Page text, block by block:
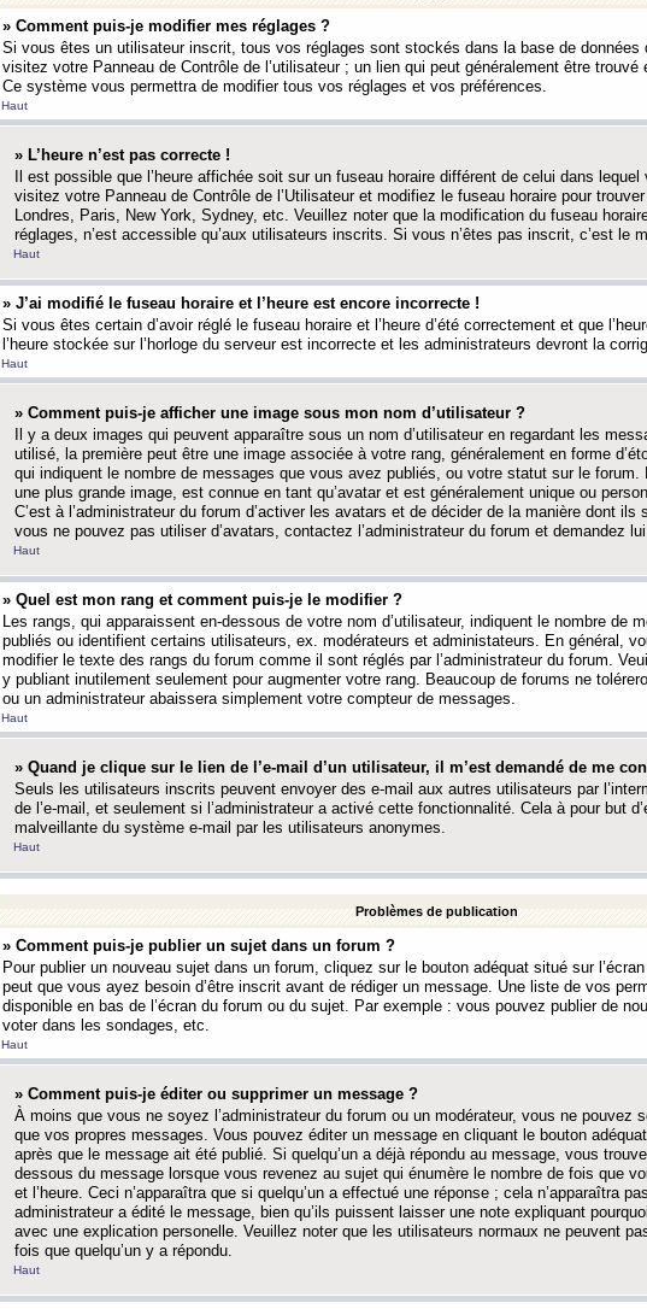
» Comment puis-je modifier mes réglages ?
Si vous êtes un utilisateur inscrit, tous vos réglages sont stockés dans la base de données
visitez votre Panneau de Contrôle de l’utilisateur ; un lien qui peut généralement être trouvé
Ce système vous permettra de modifier tous vos réglages et vos préférences.
Haut
» L’heure n’est pas correcte !
Il est possible que l’heure affichée soit sur un fuseau horaire différent de celui dans
visitez votre Panneau de Contrôle de l’Utilisateur et modifiez le fuseau horaire pour
Londres, Paris, New York, Sydney, etc. Veuillez noter que la modification du fuseau
réglages, n’est accessible qu’aux utilisateurs inscrits. Si vous n’êtes pas inscrit, c’est le
Haut
» J’ai modifié le fuseau horaire et l’heure est encore incorrecte !
Si vous êtes certain d’avoir réglé le fuseau horaire et l’heure d’été correctement et que
l’heure stockée sur l’horloge du serveur est incorrecte et les administrateurs devront la
Haut
» Comment puis-je afficher une image sous mon nom d’utilisateur ?
Il y a deux images qui peuvent apparaître sous un nom d’utilisateur en regardant les
utilisé, la première peut être une image associée à votre rang, généralement en forme
qui indiquent le nombre de messages que vous avez publiés, ou votre statut sur le forum.
une plus grande image, est connue en tant qu’avatar et est généralement unique ou
C’est à l’administrateur du forum d’activer les avatars et de décider de la manière dont
vous ne pouvez pas utiliser d’avatars, contactez l’administrateur du forum et demandez
Haut
» Quel est mon rang et comment puis-je le modifier ?
Les rangs, qui apparaissent en-dessous de votre nom d’utilisateur, indiquent le nombre de
publiés ou identifient certains utilisateurs, ex. modérateurs et administateurs. En général,
modifier le texte des rangs du forum comme il sont réglés par l’administrateur du forum.
y publiant inutilement seulement pour augmenter votre rang. Beaucoup de forums ne
ou un administrateur abaissera simplement votre compteur de messages.
Haut
» Quand je clique sur le lien de l’e-mail d’un utilisateur, il m’est demandé de me
Seuls les utilisateurs inscrits peuvent envoyer des e-mail aux autres utilisateurs par
de l’e-mail, et seulement si l’administrateur a activé cette fonctionnalité. Cela à pour but
malveillante du système e-mail par les utilisateurs anonymes.
Haut
Problèmes de publication
» Comment puis-je publier un sujet dans un forum ?
Pour publier un nouveau sujet dans un forum, cliquez sur le bouton adéquat situé sur
peut que vous ayez besoin d’être inscrit avant de rédiger un message. Une liste de vos
disponible en bas de l’écran du forum ou du sujet. Par exemple : vous pouvez publier de
voter dans les sondages, etc.
Haut
» Comment puis-je éditer ou supprimer un message ?
À moins que vous ne soyez l’administrateur du forum ou un modérateur, vous ne pouvez
que vos propres messages. Vous pouvez éditer un message en cliquant le bouton
après que le message ait été publié. Si quelqu’un a déjà répondu au message, vous
dessous du message lorsque vous revenez au sujet qui énumère le nombre de fois que
et l’heure. Ceci n’apparaîtra que si quelqu’un a effectué une réponse ; cela n’apparaîtra
administrateur a édité le message, bien qu’ils puissent laisser une note expliquant
avec une explication personelle. Veuillez noter que les utilisateurs normaux ne peuvent
fois que quelqu’un y a répondu.
Haut